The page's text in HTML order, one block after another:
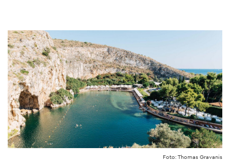
to
main
content
Foto: Thomas Gravanis